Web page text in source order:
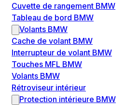
Cuvette de rangement BMW
Tableau de bord BMW
Volants BMW
Cache de volant BMW
Interrupteur de volant BMW
Touches MFL BMW
Volants BMW
Rétroviseur intérieur
Protection intérieure BMW